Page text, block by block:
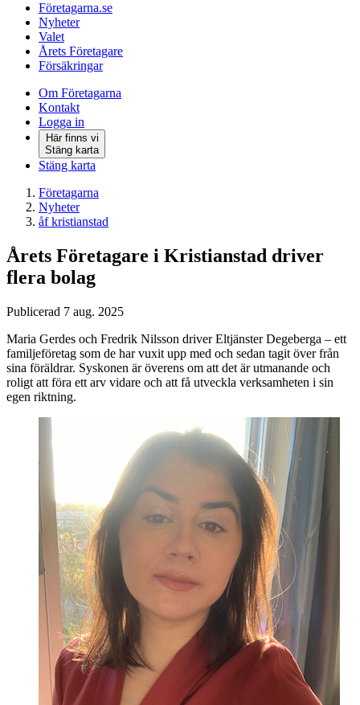
Företagarna.se
Nyheter
Valet
Årets Företagare
Försäkringar
Om Företagarna
Kontakt
Logga in
Här finns vi
Stäng karta
Stäng karta
Företagarna
Nyheter
åf kristianstad
Årets Företagare i Kristianstad driver
flera bolag
Publicerad 7 aug. 2025
Maria Gerdes och Fredrik Nilsson driver Eltjänster Degeberga – ett
familjeföretag som de har vuxit upp med och sedan tagit över från
sina föräldrar. Syskonen är överens om att det är utmanande och
roligt att föra ett arv vidare och att få utveckla verksamheten i sin
egen riktning.